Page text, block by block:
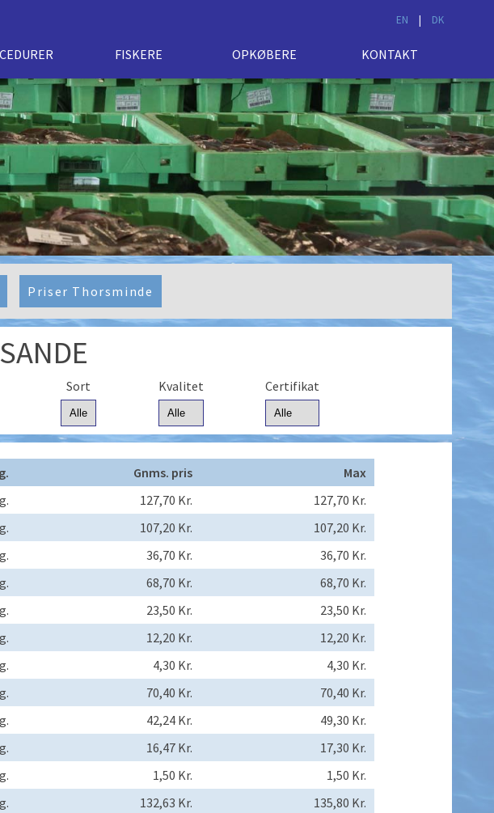
EN | DK
FISKERE OPKØBERE KONTAKT
Priser Thorsminde
Sort Kvalitet Certifikat
Gnms. pris
Max
127,70 Kr.
127,70 Kr.
107,20 Kr.
107,20 Kr.
36,70 Kr.
36,70 Kr.
68,70 Kr.
68,70 Kr.
23,50 Kr.
23,50 Kr.
12,20 Kr.
12,20 Kr.
4,30 Kr.
4,30 Kr.
70,40 Kr.
70,40 Kr.
42,24 Kr.
49,30 Kr.
16,47 Kr.
17,30 Kr.
1,50 Kr.
1,50 Kr.
132,63 Kr.
135,80 Kr.